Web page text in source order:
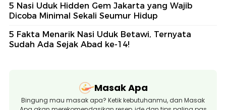
5 Nasi Uduk Hidden Gem Jakarta yang Wajib
Dicoba Minimal Sekali Seumur Hidup
5 Fakta Menarik Nasi Uduk Betawi, Ternyata
Sudah Ada Sejak Abad ke-14!
Masak Apa
Bingung mau masak apa? Ketik kebutuhanmu, dan Masak